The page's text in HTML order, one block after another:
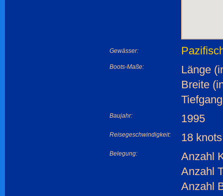
Gewässer:
Boots-Maße:
Länge
Breite
Baujahr: 1995
Reisegeschwindigkeit: 18 knots
Belegung:
Anzahl
Anzahl
Anzahl